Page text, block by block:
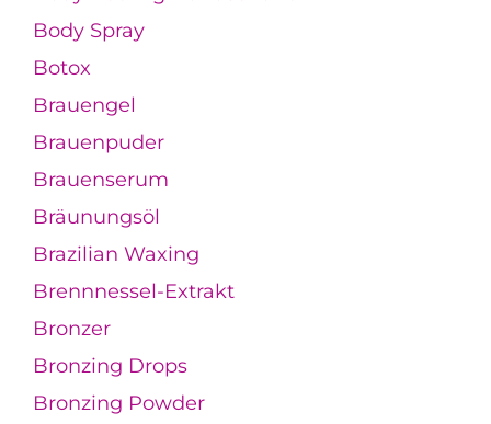
Body Spray
Botox
Brauengel
Brauenpuder
Brauenserum
Bräunungsöl
Brazilian Waxing
Brennnessel-Extrakt
Bronzer
Bronzing Drops
Bronzing Powder